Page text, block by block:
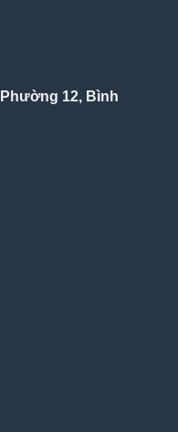
12, Bình